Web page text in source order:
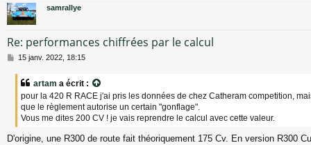
samrallye
Re: performances chiffrées par le calcul
M15 janv. 2022, 18:15
artam a écrit :
pour la 420 R RACE j'ai pris les données de chez Catheram competition,
que le règlement autorise un certain "gonflage".
Vous me dites 200 CV ! je vais reprendre le calcul avec cette valeur.
D'origine, une R300 de route fait théoriquement 175 Cv. En version R300